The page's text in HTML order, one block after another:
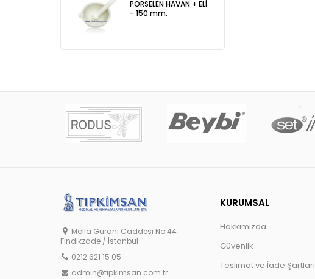
PORSELEN HAVAN + ELİ
- 150 mm.
Molla Gürani Caddesi No:44
Fındıkzade / İstanbul
0212 621 15 05
admin@tipkimsan.com.tr
KURUMSAL
Hakkımızda
Güvenlik
Teslimat ve İade Şartları